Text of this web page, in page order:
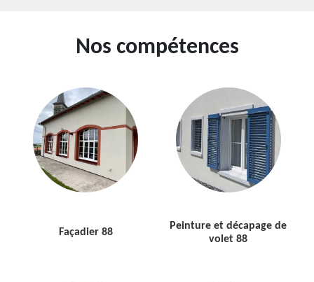
Nos compétences
Façadier 88
Peinture et décapage de
volet 88